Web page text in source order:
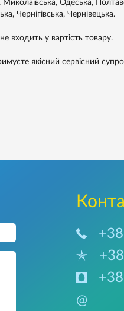
Миколаївська, Одеська,
Чернігівська, Чернівецька.
входить у вартість товару.
якісний сервісний
@